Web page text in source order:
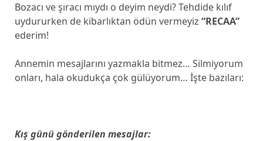
Bozacı ve şıracı mıydı o deyim neydi? Tehdide kılıf
uydururken de kibarlıktan ödün vermeyiz “RECAA”
ederim!
Annemin mesajlarını yazmakla bitmez… Silmiyorum
onları, hala okudukça çok gülüyorum… İşte bazıları:
Kış günü gönderilen mesajlar: